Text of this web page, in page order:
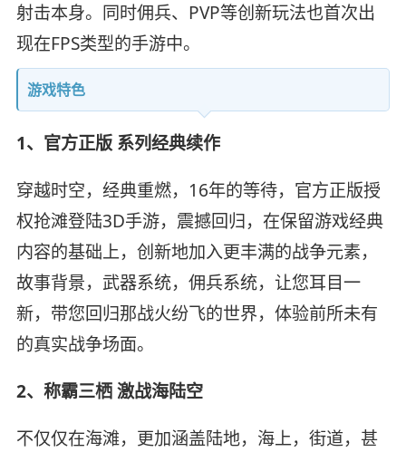
射击本身。同时佣兵、PVP等创新玩法也首次出
现在FPS类型的手游中。
游戏特色
1、官方正版 系列经典续作
穿越时空，经典重燃，16年的等待，官方正版授
权抢滩登陆3D手游，震撼回归，在保留游戏经典
内容的基础上，创新地加入更丰满的战争元素，
故事背景，武器系统，佣兵系统，让您耳目一
新，带您回归那战火纷飞的世界，体验前所未有
的真实战争场面。
2、称霸三栖 激战海陆空
不仅仅在海滩，更加涵盖陆地，海上，街道，甚